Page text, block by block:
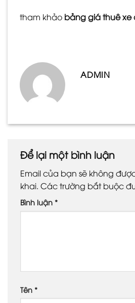
tham khảo bảng giá thuê xe
ADMIN
Để lại một bình luận
Email của bạn sẽ không
khai. Các trường bắt buộc
Bình luận *
Tên *